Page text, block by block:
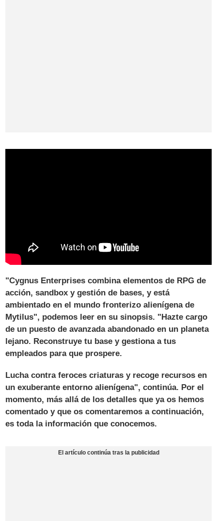
"Cygnus Enterprises combina elementos de RPG de
acción, sandbox y gestión de bases, y está
ambientado en el mundo fronterizo alienígena de
Mytilus", podemos leer en su sinopsis. "Hazte cargo
de un puesto de avanzada abandonado en un planeta
lejano. Reconstruye tu base y gestiona a tus
empleados para que prospere.
Lucha contra feroces criaturas y recoge recursos en
un exuberante entorno alienígena", continúa. Por el
momento, más allá de los detalles que ya os hemos
comentado y que os comentaremos a continuación,
es toda la información que conocemos.